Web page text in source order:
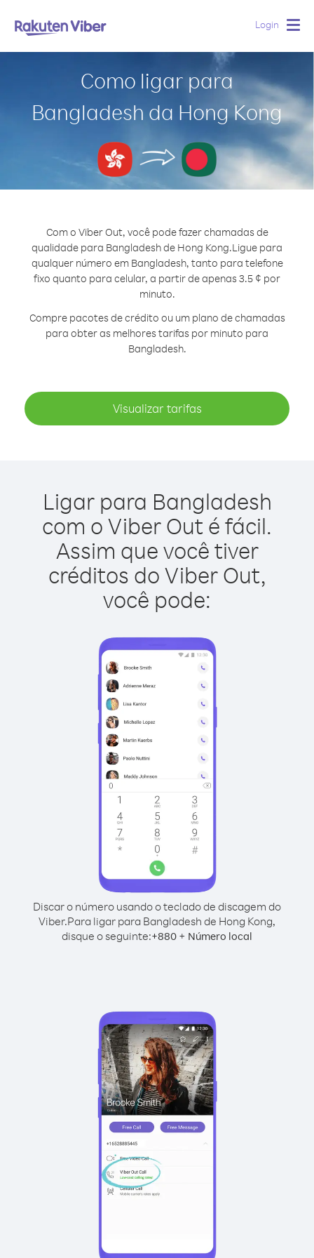
Login
Como ligar para
Bangladesh da Hong Kong
Com o Viber Out, você pode fazer chamadas de
qualidade para Bangladesh de Hong Kong.Ligue para
qualquer número em Bangladesh, tanto para telefone
fixo quanto para celular, a partir de apenas 3.5 ¢ por
minuto.
Compre pacotes de crédito ou um plano de chamadas
para obter as melhores tarifas por minuto para
Bangladesh.
Visualizar tarifas
Ligar para Bangladesh
com o Viber Out é fácil.
Assim que você tiver
créditos do Viber Out,
você pode:
Discar o número usando o teclado de discagem do
Viber.Para ligar para Bangladesh de Hong Kong,
disque o seguinte:+880 + Número local